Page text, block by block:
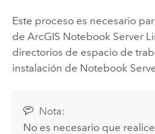
Este proceso es necesario
de ArcGIS Notebook Server
directorios de espacio de
instalación de Notebook
Nota:
No es necesario que